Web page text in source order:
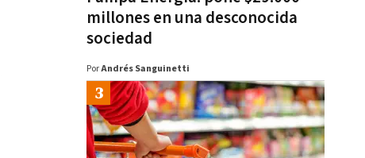
millones en una desconocida
sociedad
PorAndrés Sanguinetti